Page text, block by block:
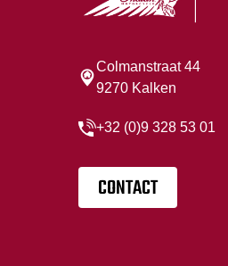
Colmanstraat 44
9270 Kalken
+32 (0)9 328 53 01
CONTACT